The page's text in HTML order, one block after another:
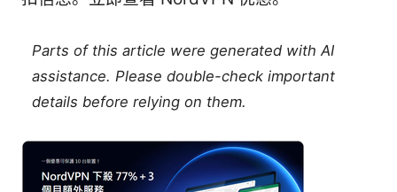
Parts of this article were generated with AI
assistance. Please double-check important
details before relying on them.